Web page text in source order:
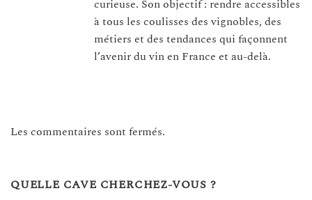
curieuse. Son objectif : rendre accessibles
à tous les coulisses des vignobles, des
métiers et des tendances qui façonnent
l’avenir du vin en France et au-delà.
Les commentaires sont fermés.
QUELLE CAVE CHERCHEZ-VOUS ?